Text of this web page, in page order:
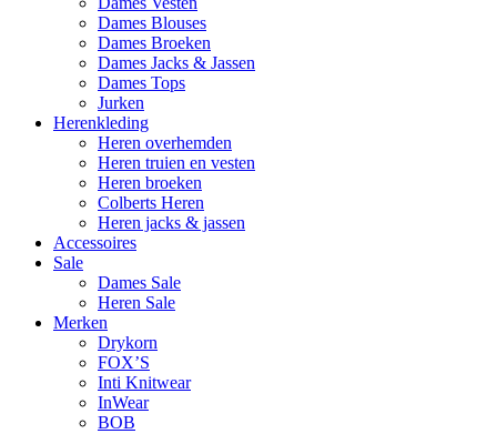
Dames Blouses
Dames Broeken
Dames Jacks & Jassen
Dames Tops
Jurken
Herenkleding
Heren overhemden
Heren truien en vesten
Heren broeken
Colberts Heren
Heren jacks & jassen
Accessoires
Sale
Dames Sale
Heren Sale
Merken
Drykorn
FOX’S
Inti Knitwear
InWear
BOB